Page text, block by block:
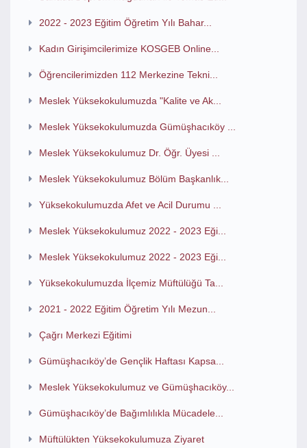
2022 - 2023 Eğitim Öğretim Yılı Bahar...
Kadın Girişimcilerimize KOSGEB Online...
Öğrencilerimizden 112 Merkezine Tekni...
Meslek Yüksekokulumuzda "Kalite ve Ak...
Meslek Yüksekokulumuzda Gümüşhacıköy ...
Meslek Yüksekokulumuz Dr. Öğr. Üyesi ...
Meslek Yüksekokulumuz Bölüm Başkanlık...
Yüksekokulumuzda Afet ve Acil Durumu ...
Meslek Yüksekokulumuz 2022 - 2023 Eği...
Meslek Yüksekokulumuz 2022 - 2023 Eği...
Yüksekokulumuzda İlçemiz Müftülüğü Ta...
2021 - 2022 Eğitim Öğretim Yılı Mezun...
Çağrı Merkezi Eğitimi
Gümüşhacıköy’de Gençlik Haftası Kapsa...
Meslek Yüksekokulumuz ve Gümüşhacıköy...
Gümüşhacıköy’de Bağımlılıkla Mücadele...
Müftülükten Yüksekokulumuza Ziyaret